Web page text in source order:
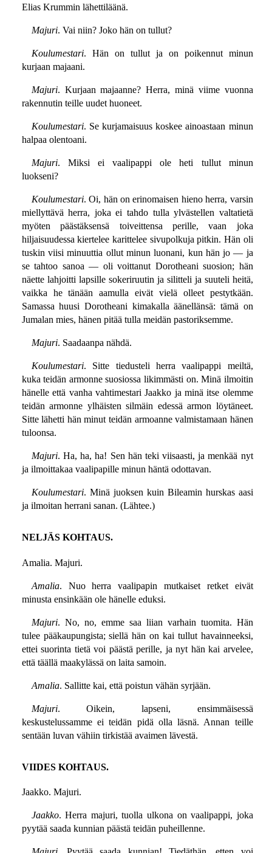
Elias Krummin lähettiläänä.
Majuri. Vai niin? Joko hän on tullut?
Koulumestari. Hän on tullut ja on poikennut minun
kurjaan majaani.
Majuri. Kurjaan majaanne? Herra, minä viime vuonna
rakennutin teille uudet huoneet.
Koulumestari. Se kurjamaisuus koskee ainoastaan minun
halpaa olentoani.
Majuri. Miksi ei vaalipappi ole heti tullut minun
luokseni?
Koulumestari. Oi, hän on erinomaisen hieno herra, varsin
miellyttävä herra, joka ei tahdo tulla ylvästellen valtatietä
myöten päästäksensä toiveittensa perille, vaan joka
hiljaisuudessa kiertelee karittelee sivupolkuja pitkin. Hän oli
tuskin viisi minuuttia ollut minun luonani, kun hän jo — ja
se tahtoo sanoa — oli voittanut Dorotheani suosion; hän
näette lahjoitti lapsille sokeriruutin ja silitteli ja suuteli heitä,
vaikka he tänään aamulla eivät vielä olleet pestytkään.
Samassa huusi Dorotheani kimakalla äänellänsä: tämä on
Jumalan mies, hänen pitää tulla meidän pastoriksemme.
Majuri. Saadaanpa nähdä.
Koulumestari. Sitte tiedusteli herra vaalipappi meiltä,
kuka teidän armonne suosiossa likimmästi on. Minä ilmoitin
hänelle että vanha vahtimestari Jaakko ja minä itse olemme
teidän armonne ylhäisten silmäin edessä armon löytäneet.
Sitte lähetti hän minut teidän armoanne valmistamaan hänen
tuloonsa.
Majuri. Ha, ha, ha! Sen hän teki viisaasti, ja menkää nyt
ja ilmoittakaa vaalipapille minun häntä odottavan.
Koulumestari. Minä juoksen kuin Bileamin hurskas aasi
ja ilmoitan herrani sanan. (Lähtee.)
NELJÄS KOHTAUS.
Amalia. Majuri.
Amalia. Nuo herra vaalipapin mutkaiset retket eivät
minusta ensinkään ole hänelle eduksi.
Majuri. No, no, emme saa liian varhain tuomita. Hän
tulee pääkaupungista; siellä hän on kai tullut havainneeksi,
ettei suorinta tietä voi päästä perille, ja nyt hän kai arvelee,
että täällä maakylässä on laita samoin.
Amalia. Sallitte kai, että poistun vähän syrjään.
Majuri. Oikein, lapseni, ensimmäisessä
keskustelussamme ei teidän pidä olla läsnä. Annan teille
sentään luvan vähiin tirkistää avaimen lävestä.
VIIDES KOHTAUS.
Jaakko. Majuri.
Jaakko. Herra majuri, tuolla ulkona on vaalipappi, joka
pyytää saada kunnian päästä teidän puheillenne.